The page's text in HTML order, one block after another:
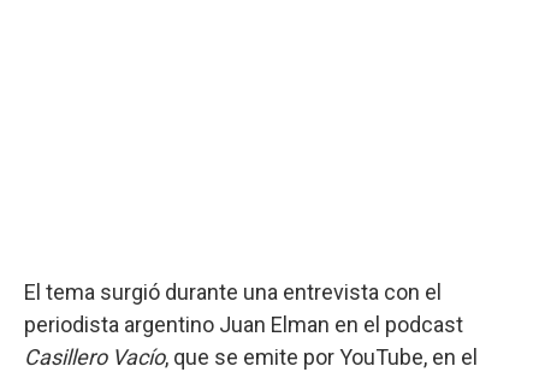
El tema surgió durante una entrevista con el
periodista argentino Juan Elman en el podcast
Casillero Vacío, que se emite por YouTube, en el